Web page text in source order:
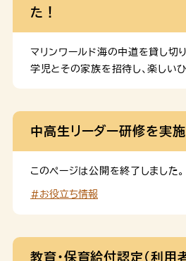
た！
マリンワールド海の中道を貸し切
学児とその家族を招待し、楽しい
中高生リーダー研修を実施
このページは公開を終了しました。
#お役立ち情報
教育・保育給付認定（利用